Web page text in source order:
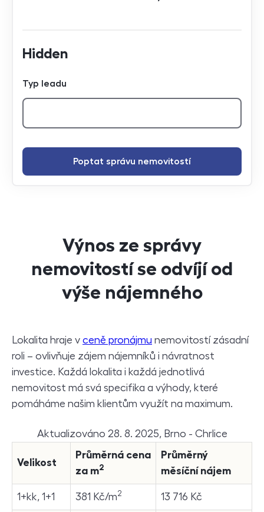
Hidden
Typ leadu
Poptat správu nemovitostí
Výnos ze správy
nemovitostí se odvíjí od
výše nájemného
Lokalita hraje v ceně pronájmu nemovitostí zásadní
roli – ovlivňuje zájem nájemníků i návratnost
investice. Každá lokalita i každá jednotlivá
nemovitost má svá specifika a výhody, které
pomáháme našim klientům využít na maximum.
Aktualizováno 28. 8. 2025, Brno - Chrlice
Velikost
Průměrná cena
za m2
Průměrný
měsíční nájem
1+kk, 1+1 381 Kč/m2 13 716 Kč